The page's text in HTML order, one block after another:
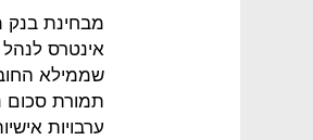
שממילא
תמורת סכום
ערבויות